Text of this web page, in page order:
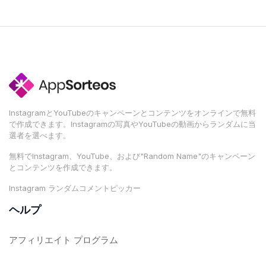
InstagramとYouTubeのキャンペーンとコンテンツをオンラインで無料
で作成できます。Instagramの写真やYouTubeの動画からランダムに当
選者を選べます。
無料でInstagram、YouTube、および"Random Name"のキャンペーン
とコンテンツを作成できます。
Instagram ランダムコメントピッカー
ヘルプ
アフィリエイト プログラム